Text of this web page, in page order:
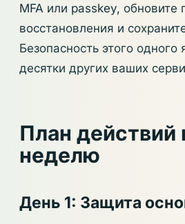
MFA или passkey, обновите
восстановления и
Безопасность этого
десятки других ваших
План действий
неделю
День 1: Защита